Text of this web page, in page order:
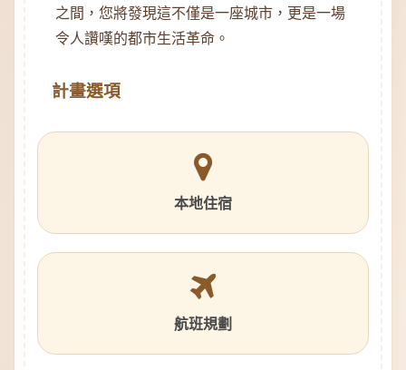
之間，您將發現這不僅是一座城市，更是一場
令人讚嘆的都市生活革命。
計畫選項
本地住宿
航班規劃